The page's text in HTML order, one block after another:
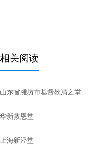
相关阅读
山东省潍坊市基督教清之堂
华新救恩堂
上海新泾堂